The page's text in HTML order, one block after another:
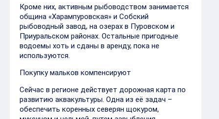
Кроме них, активным рыбоводством занимается
община «Харампуровская» и Собский
рыбоводный завод, на озерах в Пуровском и
Приуральском районах. Остальные пригодные
водоемы хоть и сданы в аренду, пока не
используются.
Покупку мальков компенсируют
Сейчас в регионе действует дорожная карта по
развитию аквакультуры. Одна из её задач –
обеспечить коренных северян щокуром,